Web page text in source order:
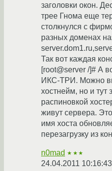
заголовки окон.
трее Гнома еще
столкнулся с
разных доменах
Так вот каждая
[root@server /]# А
ИКС-ТРИ. Можно
хостнейм, но и тут
распиновкой
живут сервера.
имя хоста
перезагрузку из
n0mad ★★★
24.04.2011